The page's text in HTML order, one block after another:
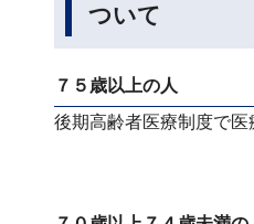
ついて
７５歳以上の人
後期高齢者医療制度で医